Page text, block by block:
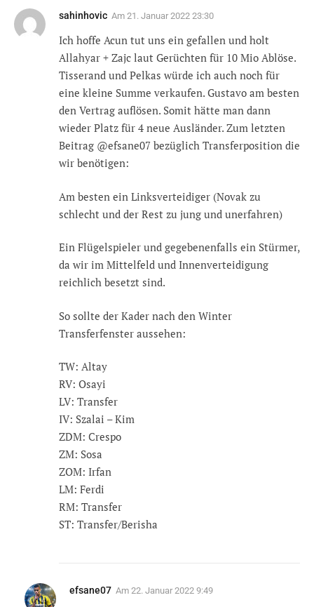
sahinhovic Am 21. Januar 2022 23:30
Ich hoffe Acun tut uns ein gefallen und holt
Allahyar + Zajc laut Gerüchten für 10 Mio Ablöse.
Tisserand und Pelkas würde ich auch noch für
eine kleine Summe verkaufen. Gustavo am besten
den Vertrag auflösen. Somit hätte man dann
wieder Platz für 4 neue Ausländer. Zum letzten
Beitrag @efsane07 bezüglich Transferposition die
wir benötigen:
Am besten ein Linksverteidiger (Novak zu
schlecht und der Rest zu jung und unerfahren)
Ein Flügelspieler und gegebenenfalls ein Stürmer,
da wir im Mittelfeld und Innenverteidigung
reichlich besetzt sind.
So sollte der Kader nach den Winter
Transferfenster aussehen:
TW: Altay
RV: Osayi
LV: Transfer
IV: Szalai – Kim
ZDM: Crespo
ZM: Sosa
ZOM: Irfan
LM: Ferdi
RM: Transfer
ST: Transfer/Berisha
efsane07 Am 22. Januar 2022 9:49